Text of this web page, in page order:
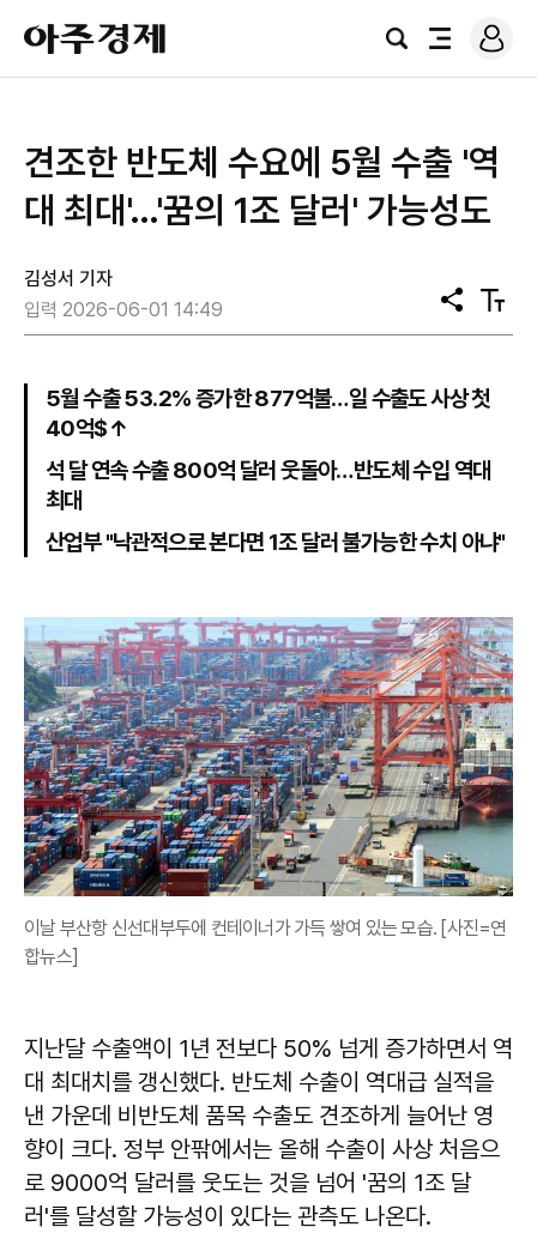
아
주
경
검
전
로
그
견조한 반도체 수요에 5월 수출 '역
대 최대'…'꿈의 1조 달러' 가능성도
김성서 기자
입력 2026-06-01 14:49
공
유
텍
스
5월 수출 53.2% 증가한 877억불…일 수출도 사상 첫
40억$↑
석 달 연속 수출 800억 달러 웃돌아…반도체 수입 역대
최대
산업부 "낙관적으로 본다면 1조 달러 불가능한 수치 아냐"
이날 부산항 신선대부두에 컨테이너가 가득 쌓여 있는 모습. [사진=연
합뉴스]
지난달 수출액이 1년 전보다 50% 넘게 증가하면서 역
대 최대치를 갱신했다. 반도체 수출이 역대급 실적을
낸 가운데 비반도체 품목 수출도 견조하게 늘어난 영
향이 크다. 정부 안팎에서는 올해 수출이 사상 처음으
로 9000억 달러를 웃도는 것을 넘어 '꿈의 1조 달
러'를 달성할 가능성이 있다는 관측도 나온다.